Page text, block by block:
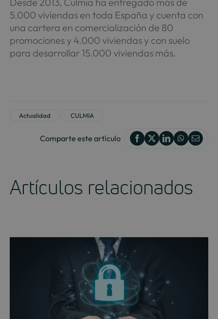
5.000 viviendas en toda España y cuenta con
una cartera en comercialización de 80
promociones y 4.000 viviendas y con suelo
para desarrollar 15.000 viviendas más.
Actualidad CULMIA
Comparte este artículo
Artículos relacionados